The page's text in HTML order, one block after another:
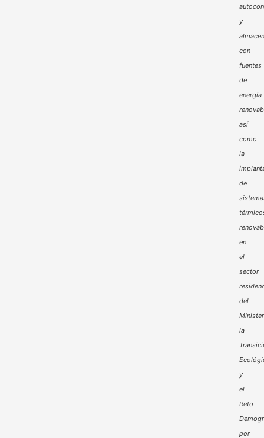
y
con
fuentes
de
energía
así
como
la
de
en
el
sector
del
la
y
el
Reto
por